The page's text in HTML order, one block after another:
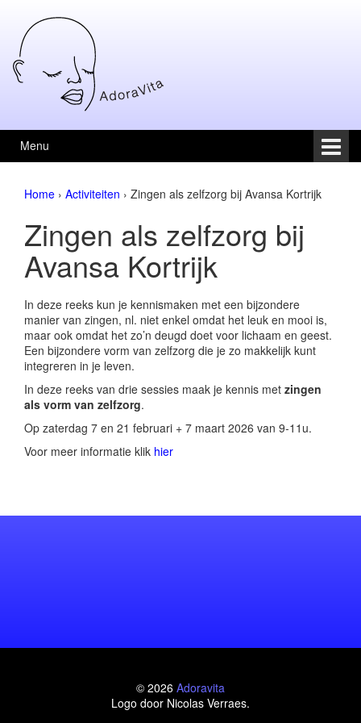
Menu
Home › Activiteiten › Zingen als zelfzorg bij Avansa Kortrijk
Zingen als zelfzorg bij
Avansa Kortrijk
In deze reeks kun je kennismaken met een bijzondere
manier van zingen, nl. niet enkel omdat het leuk en mooi is,
maar ook omdat het zo’n deugd doet voor lichaam en geest.
Een bijzondere vorm van zelfzorg die je zo makkelijk kunt
integreren in je leven.
In deze reeks van drie sessies maak je kennis met zingen
als vorm van zelfzorg.
Op zaterdag 7 en 21 februari + 7 maart 2026 van 9-11u.
Voor meer informatie klik hier
© 2026 Adoravita
Logo door Nicolas Verraes.